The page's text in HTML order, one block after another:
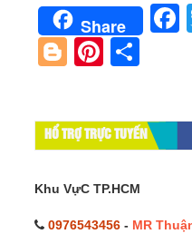
Share
Blogger
HỔ TRỢ TRỰC TUYẾN
Khu VựC TP.HCM
0976543456 - MR